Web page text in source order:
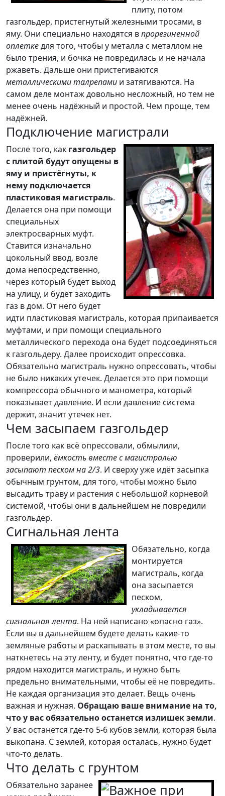
плиту, потом
газгольдер, пристегнутый железными тросами, в
яму. Они специально находятся впрорезиненной
оплеткедля того, чтобы у металла с металлом не
было трения, и бочка не повредилась и не начала
ржаветь. Дальше они пристегиваются
металлическими талрепами и затягиваются. На
самом деле монтаж довольно несложный, но тем не
менее очень надёжный и простой. Чем проще, тем
надёжней.
Подключение магистрали
После того, как газгольдер
с плитой будут опущены в
яму и пристёгнуты, к
нему подключается
пластиковая магистраль.
Делается она при помощи
специальных
электросварных муфт.
Ставится изначально
цокольный ввод, возле
дома непосредственно,
через который будет выход
на улицу, и будет заходить
газ в дом. От него будет
идти пластиковая магистраль, которая припаивается
муфтами, и при помощи специального
металлического перехода она будет подсоединяться
к газгольдеру. Далее происходит опрессовка.
Обязательно магистраль нужно опрессовать, чтобы
не было никаких утечек. Делается это при помощи
компрессора обычного и манометра, который
показывает давление. И если давление система
держит, значит утечек нет.
Чем засыпаем газгольдер
После того как всё опрессовали, обмылили,
проверили, ёмкость вместе с магистралью
засыпают песком на 2/3. И сверху уже идёт засыпка
обычным грунтом, для того, чтобы можно было
высадить траву и растения с небольшой корневой
системой, чтобы они в дальнейшем не повредили
газгольдер.
Сигнальная лента
Обязательно, когда
монтируется
магистраль, когда
она засыпается
песком,
укладывается
сигнальная лента. На ней написано «опасно газ».
Если вы в дальнейшем будете делать какие-то
земляные работы и раскапывать в этом месте, то вы
наткнетесь на эту ленту, и будет понятно, что где-то
рядом находится магистраль, и нужно быть
предельно внимательными, чтобы её не повредить.
Не каждая организация это делает. Вещь очень
важная и нужная. Обращаю ваше внимание на то,
что у вас обязательно останется излишек земли.
У вас останется где-то 5-6 кубов земли, которая была
выкопана. С землей, которая осталась, нужно будет
что-то делать.
Что делать с грунтом
Обязательно заранее